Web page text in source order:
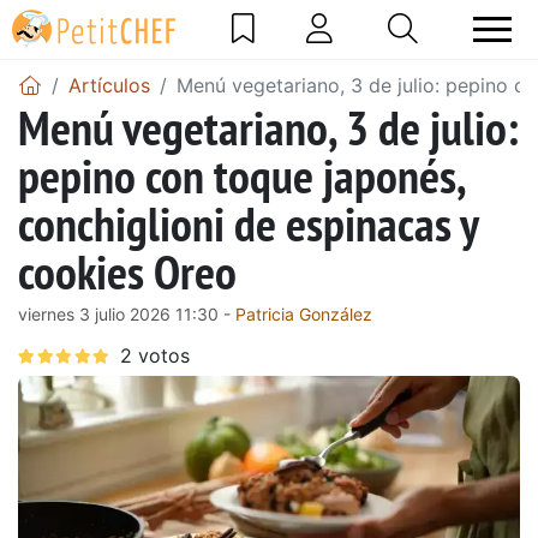
Artículos Menú vegetariano, 3 de julio: pepino
Menú vegetariano, 3 de julio:
pepino con toque japonés,
conchiglioni de espinacas y
cookies Oreo
viernes 3 julio 2026 11:30 - Patricia González